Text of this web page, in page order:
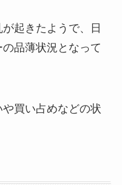
起きたようで、日
品薄状況となって
買い占めなどの状